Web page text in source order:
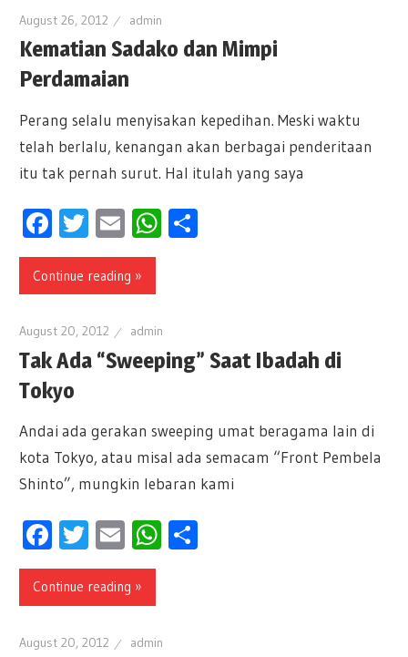
August 26, 2012 admin
Kematian Sadako dan Mimpi
Perdamaian
Perang selalu menyisakan kepedihan. Meski waktu
telah berlalu, kenangan akan berbagai penderitaan
itu tak pernah surut. Hal itulah yang saya
Facebook
Twitter
EmailWhatsApp
Continue reading »
August 20, 2012 admin
Tak Ada “Sweeping” Saat Ibadah di
Tokyo
Andai ada gerakan sweeping umat beragama lain di
kota Tokyo, atau misal ada semacam “Front Pembela
Shinto”, mungkin lebaran kami
Facebook
Twitter
EmailWhatsApp
Continue reading »
August 20, 2012 admin